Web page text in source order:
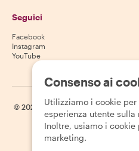
Seguici
Facebook
Instagram
YouTube
© 2026 Withlocals.com Informativa
sito
Consenso ai
Utilizziamo i cookie
esperienza utente
Inoltre, usiamo i
marketing.